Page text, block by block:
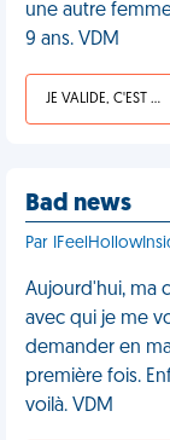
une autre
9 ans. VDM
JE VALIDE, C'EST UNE VDM
Bad news
Par
Aujourd'hui, ma
avec qui je me
demander en
première fois.
voilà. VDM